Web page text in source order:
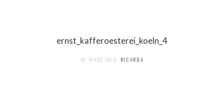
ernst_kafferoesterei_koeln_4
19. MÄRZ 2015 RICARDA